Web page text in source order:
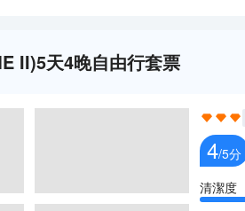
II)5天4晚自由行套票
4/5分
清潔度